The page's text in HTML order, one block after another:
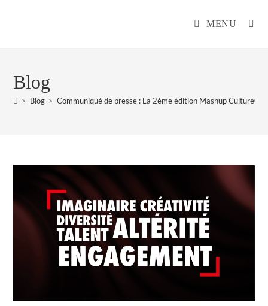
MENU
Blog
> Blog > Communiqué de presse : La 2ème édition Mashup Culture®️